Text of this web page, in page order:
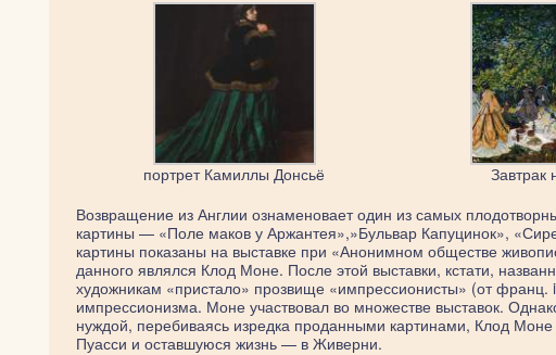
портрет Камиллы Донсьё Завтрак
Возвращение из Англии ознаменовает один из самых
картины — «Поле маков у Аржантея»,»Бульвар Капуцинок»,
картины показаны на выставке при «Анонимном обществе
данного являлся Клод Моне. После этой выставки, кстати,
художникам «пристало» прозвище «импрессионисты» (от
импрессионизма. Моне участвовал во множестве выставок.
нуждой, перебиваясь изредка проданными картинами, Клод
Пуасси и оставшуюся жизнь — в Живерни.